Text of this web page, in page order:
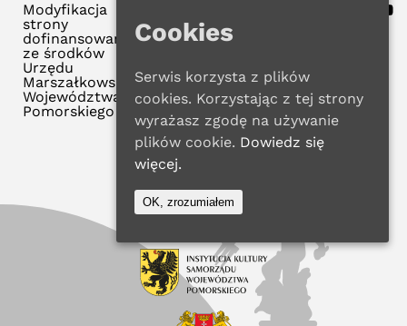
Modyfikacja
strony
dofinansowana
ze środków
Urzędu
Marszałkowskiego
Województwa
Pomorskiego
Cookies
Serwis korzysta z plików
cookies. Korzystając z tej strony
wyrażasz zgodę na używanie
plików cookie. Dowiedz się
więcej.
OK, zrozumiałem